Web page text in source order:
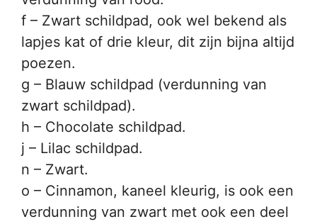
f – Zwart schildpad, ook wel bekend als
lapjes kat of drie kleur, dit zijn bijna altijd
poezen.
g – Blauw schildpad (verdunning van
zwart schildpad).
h – Chocolate schildpad.
j – Lilac schildpad.
n – Zwart.
o – Cinnamon, kaneel kleurig, is ook een
verdunning van zwart met ook een deel